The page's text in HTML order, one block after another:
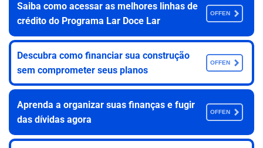
Saiba como acessar as melhores linhas de
crédito do Programa Lar Doce Lar
OFFEN
Descubra como financiar sua construção
sem comprometer seus planos
OFFEN
Aprenda a organizar suas finanças e fugir
das dívidas agora
OFFEN